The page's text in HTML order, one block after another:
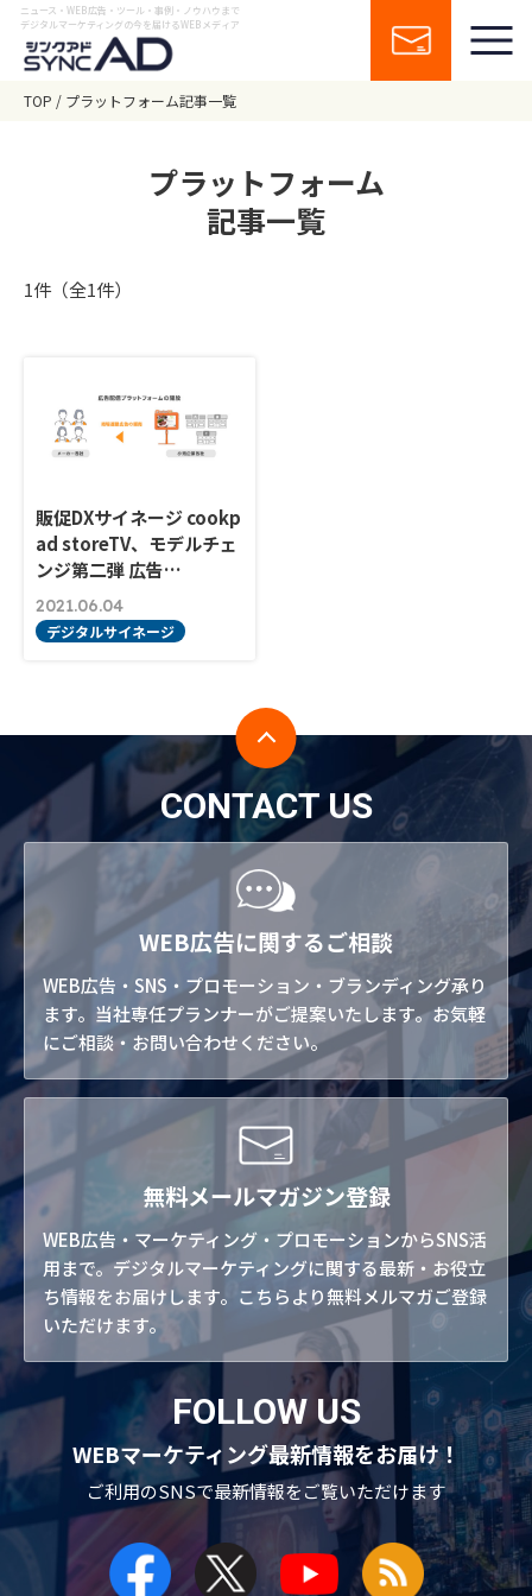
ニュース・WEB広告・ツール・事例・ノウハウまで
デジタルマーケティングの今を届けるWEBメディア
TOP プラットフォーム記事一覧
プラットフォーム
記事一覧
1件（全1件）
販促DXサイネージ cookp
ad storeTV、モデルチェ
ンジ第二弾 広告…
2021.06.04
デジタルサイネージ
CONTACT US
WEB広告に関するご相談
WEB広告・SNS・プロモーション・ブランディング承り
ます。当社専任プランナーがご提案いたします。お気軽
にご相談・お問い合わせください。
無料メールマガジン登録
WEB広告・マーケティング・プロモーションからSNS活
用まで。デジタルマーケティングに関する最新・お役立
ち情報をお届けします。こちらより無料メルマガご登録
いただけます。
FOLLOW US
WEBマーケティング最新情報をお届け！
ご利用のSNSで最新情報をご覧いただけます